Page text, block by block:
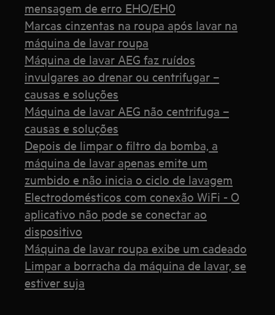
mensagem de erro EHO/EH0
Marcas cinzentas na roupa após lavar na
máquina de lavar roupa
Máquina de lavar AEG faz ruídos
invulgares ao drenar ou centrifugar –
causas e soluções
Máquina de lavar AEG não centrifuga –
causas e soluções
Depois de limpar o filtro da bomba, a
máquina de lavar apenas emite um
zumbido e não inicia o ciclo de lavagem
Electrodomésticos com conexão WiFi - O
aplicativo não pode se conectar ao
dispositivo
Máquina de lavar roupa exibe um cadeado
Limpar a borracha da máquina de lavar, se
estiver suja